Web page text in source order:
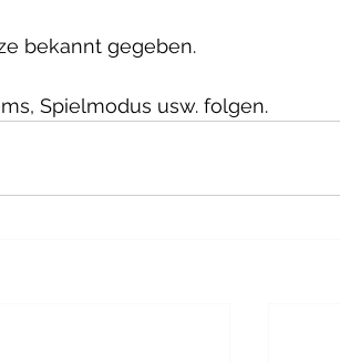
bekannt gegeben.
Spielmodus usw. folgen.